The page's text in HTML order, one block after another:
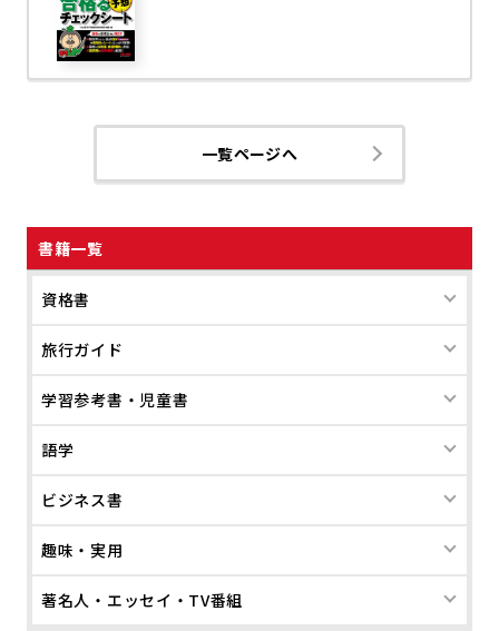
書籍一覧
資格書
旅行ガイド
学習参考書・児童書
語学
ビジネス書
趣味・実用
著名人・エッセイ・TV番組
一覧ページへ